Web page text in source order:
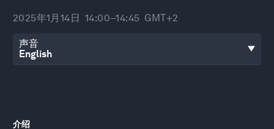
2025年1月14日 14:00–14:45 GMT+2
声音
介绍